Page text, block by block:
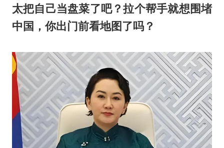
太把自己当盘菜了吧？拉个帮手就想围堵
中国，你出门前看地图了吗？